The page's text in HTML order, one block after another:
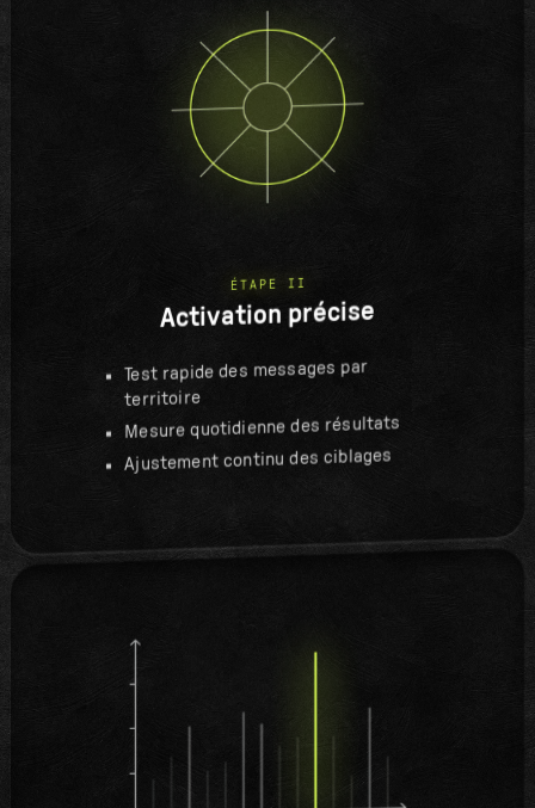
ÉTAPE II
Activation précise
Test rapide des messages par
territoire
Mesure quotidienne des résultats
Ajustement continu des ciblages